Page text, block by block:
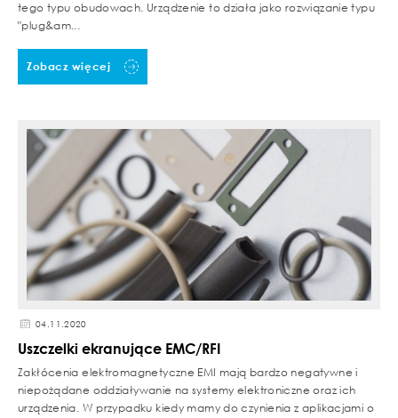
tego typu obudowach. Urządzenie to działa jako rozwiązanie typu
"plug&am...
Zobacz więcej
04.11.2020
Uszczelki ekranujące EMC/RFI
Zakłócenia elektromagnetyczne EMI mają bardzo negatywne i
niepożądane oddziaływanie na systemy elektroniczne oraz ich
urządzenia. W przypadku kiedy mamy do czynienia z aplikacjami o